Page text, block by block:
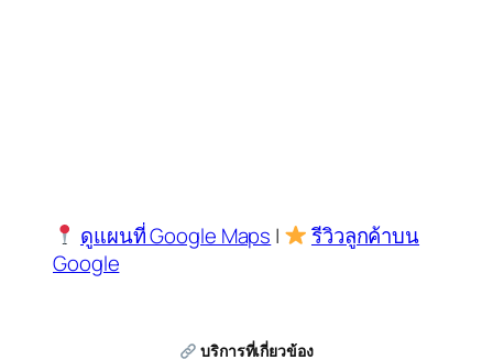
ดูแผนที่ Google Maps |
รีวิวลูกค้าบน
Google
บริการที่เกี่ยวข้อง